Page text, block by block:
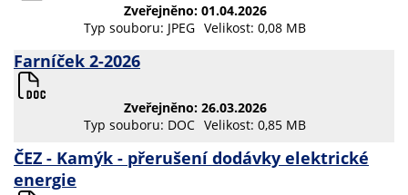
Zveřejněno: 01.04.2026
Typ souboru: JPEG Velikost: 0,08 MB
Farníček 2-2026
Zveřejněno: 26.03.2026
Typ souboru: DOC Velikost: 0,85 MB
ČEZ - Kamýk - přerušení dodávky elektrické
energie